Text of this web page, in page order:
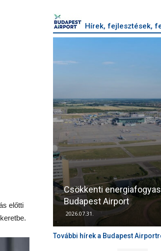
előtti
Hírek, fejlesztések,
Csökkenti
Budapest Airport
2026.07.31.
További hírek a Budapest